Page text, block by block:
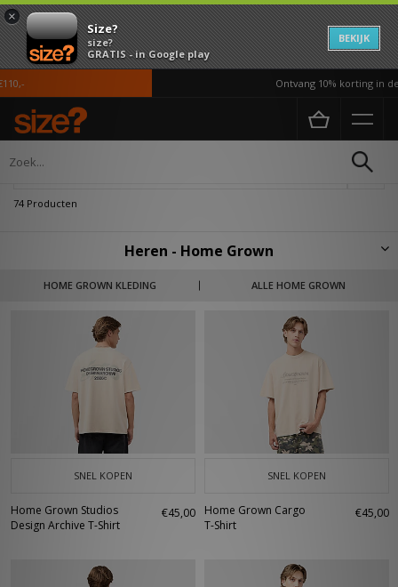
×
Size?
size?
GRATIS - in Google play
BEKIJK
Ontvang 10% korting in de APP*
Home Heren
74 Producten
Heren - Home Grown
HOME GROWN KLEDING ALLE HOME GROWN
Geïnspireerd door de mensen waarmee we ons verplaatsen en de
plaatsen waar we komen, is Home Grown een label dat de community
verspreiden van de componenten van luxe tot de kringloopwinkel, draait
Home Grown om statements, creativiteit en storytelling.
SNEL KOPEN
Home Grown Studios
Design Archive T-Shirt
€45,00
SNEL KOPEN
Home Grown Cargo
T-Shirt
€45,00